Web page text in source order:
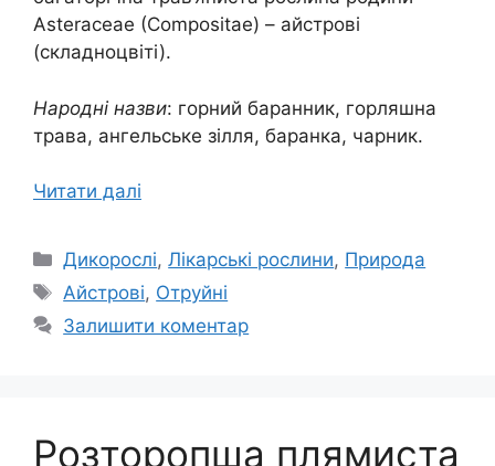
Asteraceae (Compositae) – айстрові
(складноцвіті).
Народні назви: горний баранник, горляшна
трава, ангельське зілля, баранка, чарник.
Читати далі
Категорії
Дикорослі,Лікарські рослини, Природа
Позначки
Айстрові, Отруйні
Залишити коментар
Розторопша плямиста